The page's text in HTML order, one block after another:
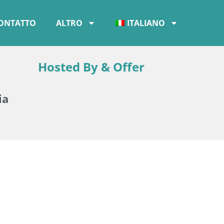
ALTRO ITALIANO
Hosted By & Offer